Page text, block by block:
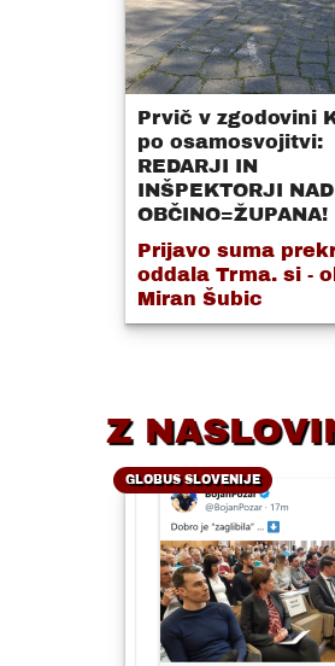
Prvič v zgodovini
po osamosvojitvi:
REDARJI IN
INŠPEKTORJI NAD
OBČINO=ŽUPANA!
Prijavo suma
oddala Trma. si -
Miran Šubic
Z
GLOBUS SLOVENIJE